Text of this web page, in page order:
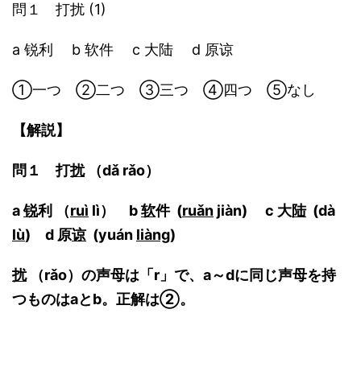
問１ 打扰 (1)
a 锐利 b 软件 c 大陆 d 原谅
①一つ ②二つ ③三つ ④四つ ⑤なし
【解説】
問１ 打扰（dǎ rǎo）
a锐利 （ruì lì） b软件 (ruǎn jiàn) c 大陆(dà
lù) d 原谅(yuán liàng)
扰
（rǎo）の声母は「r」で、a～dに同じ声母を持
つものはaとb。正解は②。